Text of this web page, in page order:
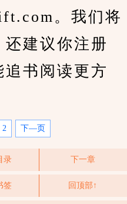
。我们将
建议你注册
书阅读更方
2 下—页
录 下一章
签 回顶部↑